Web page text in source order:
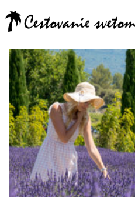
DOVOLENKY Cestujte s nami
VAŠE PRÍSPEVKY Inšpirujte sa
TIPY NA VÝLETY Kde vycestovať
NÁVODY Pomoc pri rezervácii